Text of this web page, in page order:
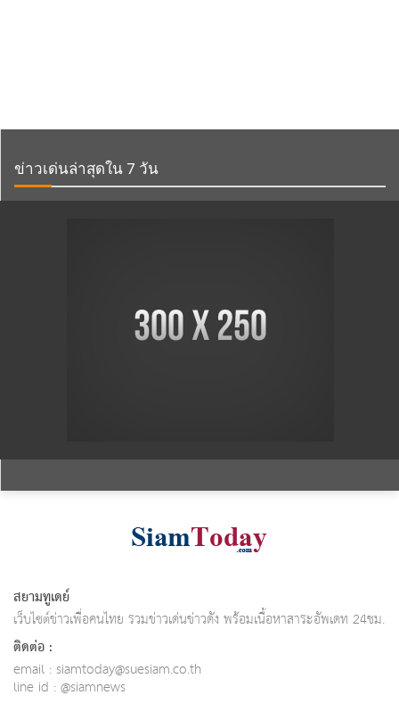
ข่าวเด่นล่าสุดใน 7 วัน
สยามทูเดย์
เว็บไซต์ข่าวเพื่อคนไทย รวมข่าวเด่นข่าวดัง พร้อมเนื้อหาสาระอัพเดท 24ชม.
ติดต่อ :
email : siamtoday@suesiam.co.th
line id : @siamnews